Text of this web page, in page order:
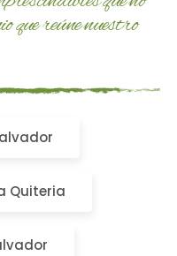
que reúne nuestro
Quiteria